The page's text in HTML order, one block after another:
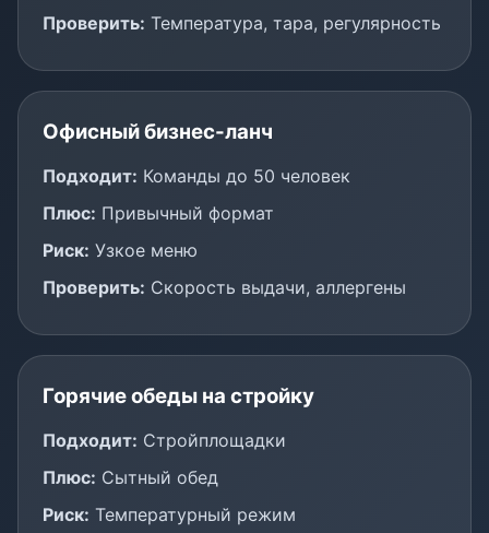
Проверить: Температура, тара, регулярность
Офисный бизнес-ланч
Подходит: Команды до 50 человек
Плюс: Привычный формат
Риск: Узкое меню
Проверить: Скорость выдачи, аллергены
Горячие обеды на стройку
Подходит: Стройплощадки
Плюс: Сытный обед
Риск: Температурный режим